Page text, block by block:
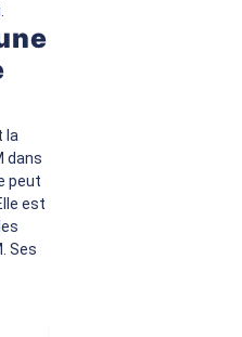
la
dans
peut
est
Ses